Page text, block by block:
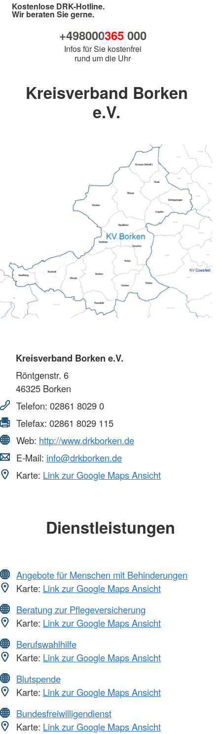
Kostenlose DRK-Hotline.
Wir beraten Sie gerne.
+498000365000
Infos für Sie kostenfrei
rund um die Uhr
Kreisverband Borken
e.V.
Kreisverband Borken e.V.
Röntgenstr. 6
46325 Borken
Telefon: 02861 8029 0
Telefax: 02861 8029 115
Web: http://www.drkborken.de
E-Mail: info@drkborken.de
Karte: Link zur Google Maps Ansicht
Dienstleistungen
Angebote für Menschen mit Behinderungen
Karte: Link zur Google Maps Ansicht
Beratung zur Pflegeversicherung
Karte: Link zur Google Maps Ansicht
Berufswahlhilfe
Karte: Link zur Google Maps Ansicht
Blutspende
Karte: Link zur Google Maps Ansicht
Bundesfreiwilligendienst
Karte: Link zur Google Maps Ansicht